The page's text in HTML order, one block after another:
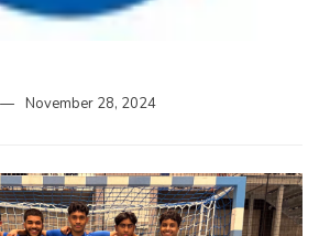
November 28, 2024